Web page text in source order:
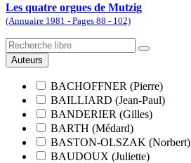
Les quatre orgues de Mutzig
(Annuaire 1981 - Pages 88 - 102)
Auteurs
BACHOFFNER (Pierre)
BAILLIARD (Jean-Paul)
BANDERIER (Gilles)
BARTH (Médard)
BASTON-OLSZAK (Norbert)
BAUDOUX (Juliette)